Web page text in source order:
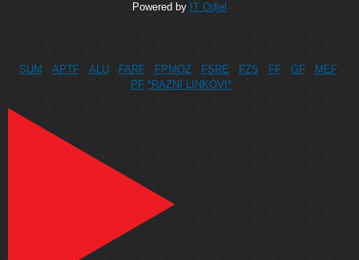
Powered by IT Odjel
SUM APTF ALU FARF FPMOZ FSRE FZS FF GF
MEF
PF *RAZNI LINKOVI*